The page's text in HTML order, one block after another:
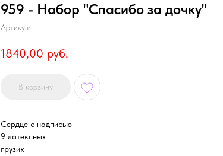
959 - Набор "Спасибо за дочку"
Артикул:
1840,00 руб.
В корзину
Сердце с надписью
9 латексных
грузик